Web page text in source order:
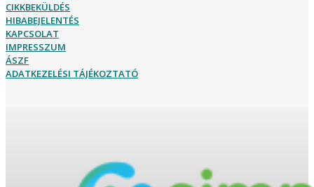
CIKKBEKÜLDÉS
HIBABEJELENTÉS
KAPCSOLAT
IMPRESSZUM
ÁSZF
ADATKEZELÉSI TÁJÉKOZTATÓ